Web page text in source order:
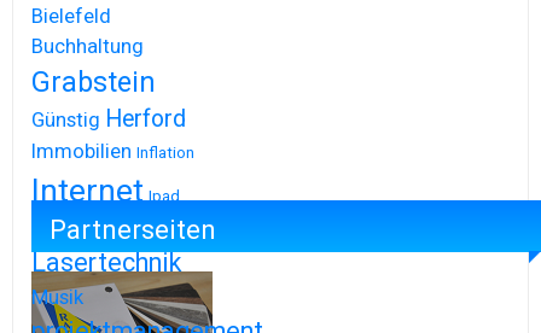
Bielefeld
Buchhaltung
Grabstein
Günstig Herford
Immobilien Inflation
Internet Ipad
Iphone
Lasertechnik
Musik
Partnerseiten